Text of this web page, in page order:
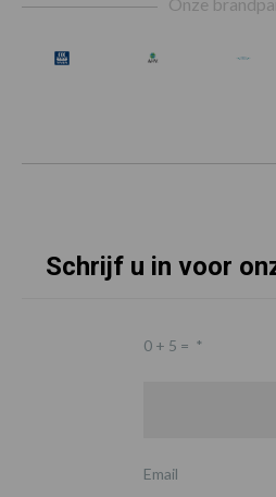
Schrijf u in voor
0 + 5 = *
Email